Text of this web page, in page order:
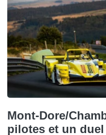
Mont-Dore/
pilotes et un